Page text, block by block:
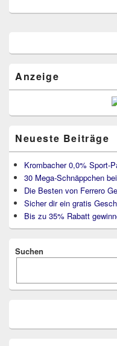
Widget-
Anzeige
Neueste Beiträge
Krombacher 0,0% Sport-
30 Mega-Schnäppchen
Die Besten von Ferrero
Sicher dir ein gratis
Bis zu 35% Rabatt
Suchen